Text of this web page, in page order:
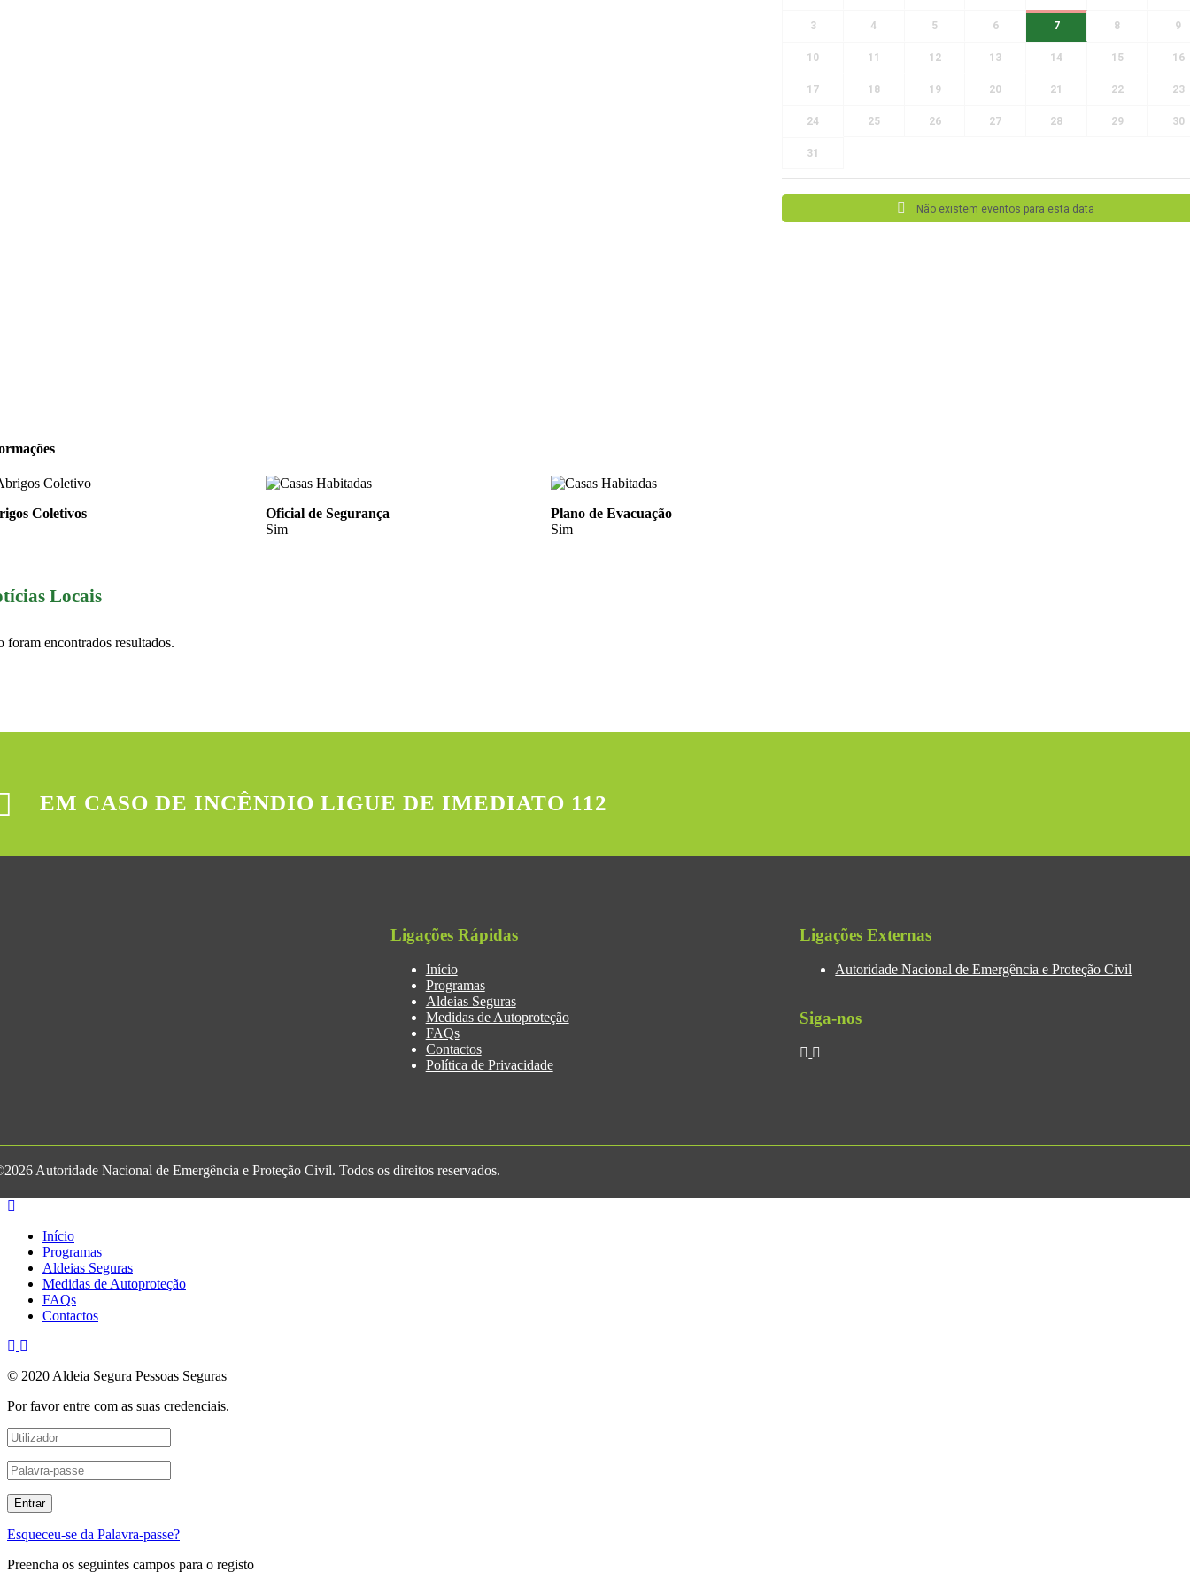
Coletivos
Oficial de Segurança
Sim
Plano de Evacuação
Sim
Locais
foram encontrados resultados.
3 4 5 6 7 8 9
10 11 12 13 14 15 16
17 18 19 20 21 22 23
24 25 26 27 28 29 30
31
Não existem eventos para esta data
EM CASO DE INCÊNDIO LIGUE DE IMEDIATO 112
Ligações Rápidas
Início
Programas
Aldeias Seguras
Medidas de Autoproteção
FAQs
Contactos
Política de Privacidade
Ligações Externas
Autoridade Nacional de Emergência e Proteção Civil
Siga-nos
Autoridade Nacional de Emergência e Proteção Civil. Todos os direitos reservados.
Início
Programas
Aldeias Seguras
Medidas de Autoproteção
FAQs
Contactos
© 2020 Aldeia Segura Pessoas Seguras
Por favor entre com as suas credenciais.
Esqueceu-se da Palavra-passe?
Preencha os seguintes campos para o registo